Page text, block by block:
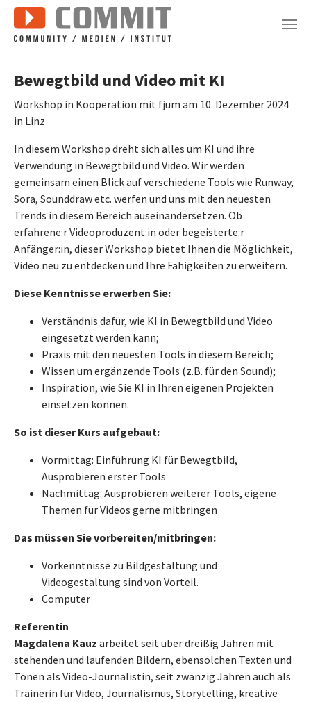
Zum Hauptinhalt springen
Bewegtbild und Video mit KI
Workshop in Kooperation mit fjum am 10. Dezember 2024
in Linz
In diesem Workshop dreht sich alles um KI und ihre
Verwendung in Bewegtbild und Video. Wir werden
gemeinsam einen Blick auf verschiedene Tools wie Runway,
Sora, Sounddraw etc. werfen und uns mit den neuesten
Trends in diesem Bereich auseinandersetzen. Ob
erfahrene:r Videoproduzent:in oder begeisterte:r
Anfänger:in, dieser Workshop bietet Ihnen die Möglichkeit,
Video neu zu entdecken und Ihre Fähigkeiten zu erweitern.
Diese Kenntnisse erwerben Sie:
Verständnis dafür, wie KI in Bewegtbild und Video
eingesetzt werden kann;
Praxis mit den neuesten Tools in diesem Bereich;
Wissen um ergänzende Tools (z.B. für den Sound);
Inspiration, wie Sie KI in Ihren eigenen Projekten
einsetzen können.
So ist dieser Kurs aufgebaut:
Vormittag: Einführung KI für Bewegtbild,
Ausprobieren erster Tools
Nachmittag: Ausprobieren weiterer Tools, eigene
Themen für Videos gerne mitbringen
Das müssen Sie vorbereiten/mitbringen:
Vorkenntnisse zu Bildgestaltung und
Videogestaltung sind von Vorteil.
Computer
Referentin
Magdalena Kauz arbeitet seit über dreißig Jahren mit
stehenden und laufenden Bildern, ebensolchen Texten und
Tönen als Video-Journalistin, seit zwanzig Jahren auch als
Trainerin für Video, Journalismus, Storytelling, kreative